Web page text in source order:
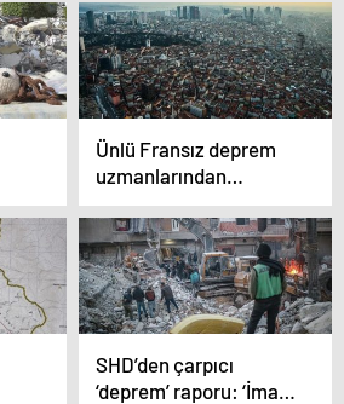
açıklama! Enflasyon ve
cari açık mesajı
Ünlü Fransız deprem
uzmanlarından
korkutan senaryo:
‘Marmara depremi kaç
büyüklüğünde olacak?’
SHD’den çarpıcı
‘deprem’ raporu: ‘İmar